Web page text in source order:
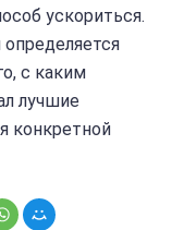
ускориться.
с каким
лучшие
конкретной